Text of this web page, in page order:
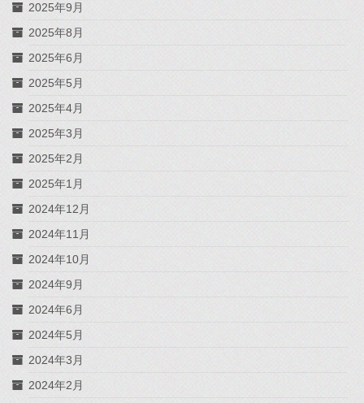
2025年9月
2025年8月
2025年6月
2025年5月
2025年4月
2025年3月
2025年2月
2025年1月
2024年12月
2024年11月
2024年10月
2024年9月
2024年6月
2024年5月
2024年3月
2024年2月